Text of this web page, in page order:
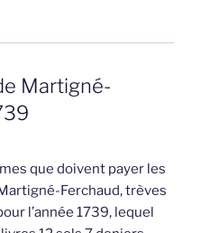
Martigné-
que doivent payer les
Ferchaud, trèves
l’année 1739, lequel